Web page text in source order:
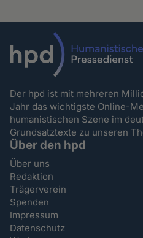
Der hpd ist mit mehreren
Jahr das wichtigste Online-
humanistischen Szene im
Grundsatztexte zu unseren
Über den hpd
Über uns
Redaktion
Trägerverein
Spenden
Impressum
Datenschutz